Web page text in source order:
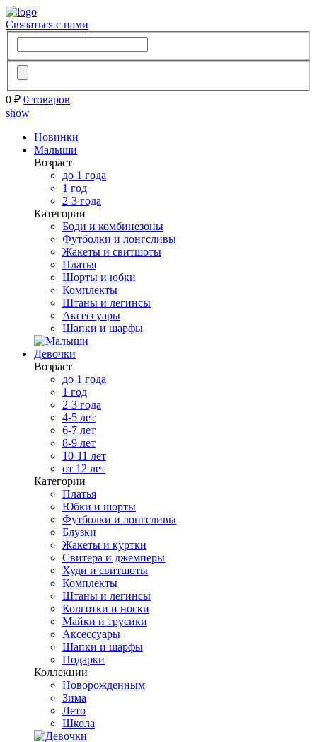
Связаться с нами
0 ₽ 0 товаров
show
Новинки
Малыши
Возраст
до 1 года
1 год
2-3 года
Категории
Боди и комбинезоны
Футболки и лонгсливы
Жакеты и свитшоты
Платья
Шорты и юбки
Комплекты
Штаны и легинсы
Аксессуары
Шапки и шарфы
Девочки
Возраст
до 1 года
1 год
2-3 года
4-5 лет
6-7 лет
8-9 лет
10-11 лет
от 12 лет
Категории
Платья
Юбки и шорты
Футболки и лонгсливы
Блузки
Жакеты и куртки
Свитера и джемперы
Худи и свитшоты
Комплекты
Штаны и легинсы
Колготки и носки
Майки и трусики
Аксессуары
Шапки и шарфы
Подарки
Коллекции
Новорожденным
Зима
Лето
Школа